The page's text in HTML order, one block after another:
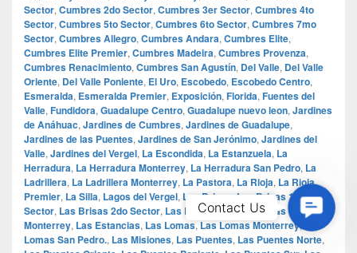
Sector, Cumbres 2do Sector, Cumbres 3er Sector, Cumbres 4to
Sector, Cumbres 5to Sector, Cumbres 6to Sector, Cumbres 7mo
Sector, Cumbres Allegro, Cumbres Andara, Cumbres Elite,
Cumbres Elite Premier, Cumbres Madeira, Cumbres Provenza,
Cumbres Renacimiento, Cumbres San Agustín, Del Valle, Del Valle
Oriente, Del Valle Poniente, El Uro, Escobedo, Escobedo Centro,
Esmeralda, Esmeralda Premier, Exposición, Florida, Fuentes del
Valle, Fundidora, Guadalupe Centro, Guadalupe nuevo leon, Jardines
de Anáhuac, Jardines de Cumbres, Jardines de Guadalupe,
Jardines de las Puentes, Jardines de San Jerónimo, Jardines del
Valle, Jardines del Vergel, La Escondida, La Estanzuela, La
Herradura, La Herradura Monterrey, La Herradura San Pedro, La
Ladrillera, La Ladrillera Monterrey, La Pastora, La Rioja, La Rioja
Premier, La Silla, Lagos del Vergel, Las Brisas
Las Brisas 1er
Sector, Las Brisas 2do Sector, Las Brisas 3er Sector,
Las Brisas
Monterrey, Las Estancias, Las Lomas, Las Lomas Monterrey,
Lomas San Pedro., Las Misiones, Las Puentes, Las Puentes Norte,
Us
Contact Us